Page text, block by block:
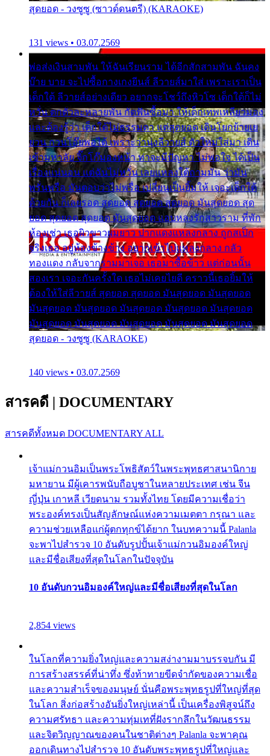
สุดยอด - วงซูซู (ซาวด์ดนตรี) (KARAOKE)
131 views • 03.07.2569
พ่อส่งเงินสามพัน ให้ฉันเรียนราม ได้อีกสักสามพัน ฉันคง
บ๊าย บาย จะไปซื้อกางเกงยีนส์ ลีวายส์มาใส่ เพราะเราเป็น
เด็กใต้ ลีวายส์อย่างเดียว อยากจะโชว์ถึงหิวโซ เด็กใต้ก็ไม่
หวั่น ตกตัวละหลายพัน กัดฟันซื้อมา ให้เด็กเทพเหลียวมอง
และต้องรู้ว่า เด็กใต้ไม่ธรรมดา แต่สุดยอด เดินโยกย้ายเย
ยวน กวนโอ๊ยพอได้ เพราะว่านุ่งลีวายส์ ตัวใหม่ใส่มา เดิน
เข้ามหาลัย จิ๊กโก๊มองหน้า ท่าจะมีปัญหา ไม่พอใจ ได้เป็น
เรื่องแน่นอน แต่ฉันไม่หวั่น เลยแหลงใต้ถามมัน ว่ามัน
พรั่นพรือ มันตอบว่าไม่พรื่อ เปลี่ยนเป็นยิ้มให้ เจอะเด็กใต้
ด้วยกัน ก็เลยรอด สุดยอด สุดยอด สุดยอด มันสุดยอด สุด
ยอด สุดยอด สุดยอด มันสุดยอด แอบหลงรักสาวราม ที่พัก
ห้องเช่า เธอผิวขาวผมยาว ปากแดงแหลงกลาง ถูกสเป็ก
จริงเธอ อยู่ห้องข้างข้าง อยากเข้าไปแหลงกลาง กลัว
ทองแดง กลับจากรามมาเจอ เธอมาซื้อข้าว แต่ก่อนนั้น
สองเรา เจอะกันครั้งใด เธอไม่เคยไยดี คราวนี้เธอยิ้มให้
ต้องให้ใส่ลีวายส์ สุดยอด สุดยอด มันสุดยอด มันสุดยอด
มันสุดยอด มันสุดยอด มันสุดยอด มันสุดยอด มันสุดยอด
มันสุดยอด มันสุดยอด มันสุดยอด มันสุดยอด มันสุดยอด
สุดยอด - วงซูซู (KARAOKE)
140 views • 03.07.2569
สารคดี | DOCUMENTARY
สารคดีทั้งหมด DOCUMENTARY ALL
เจ้าแม่กวนอิมเป็นพระโพธิสัตว์ในพระพุทธศาสนานิกาย
มหายาน มีผู้เคารพนับถือบูชาในหลายประเทศ เช่น จีน
ญี่ปุ่น เกาหลี เวียดนาม รวมทั้งไทย โดยมีความเชื่อว่า
พระองค์ทรงเป็นสัญลักษณ์แห่งความเมตตา กรุณา และ
ความช่วยเหลือแก่ผู้ตกทุกข์ได้ยาก ในบทความนี้ Palanla
จะพาไปสำรวจ 10 อันดับรูปปั้นเจ้าแม่กวนอิมองค์ใหญ่
และมีชื่อเสียงที่สุดในโลกในปัจจุบัน
10 อันดับกวนอิมองค์ใหญ่และมีชื่อเสียงที่สุดในโลก
2,854 views
ในโลกที่ความยิ่งใหญ่และความสง่างามมาบรรจบกัน มี
การสร้างสรรค์ที่น่าทึ่ง ซึ่งท้าทายขีดจำกัดของความเชื่อ
และความสำเร็จของมนุษย์ นั่นคือพระพุทธรูปที่ใหญ่ที่สุด
ในโลก สิ่งก่อสร้างอันยิ่งใหญ่เหล่านี้ เป็นเครื่องพิสูจน์ถึง
ความศรัทธา และความทุ่มเทที่ฝังรากลึกในวัฒนธรรม
และจิตวิญญาณของคนในชาติต่างๆ Palanla จะพาคุณ
ออกเดินทางไปสำรวจ 10 อันดับพระพุทธรูปที่ใหญ่และ